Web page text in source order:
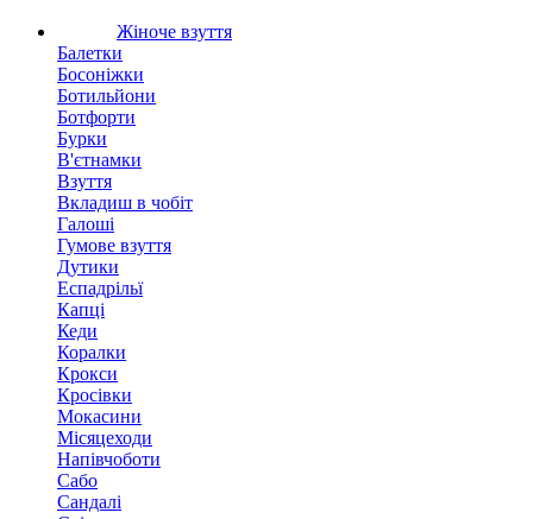
Жіноче взуття
Балетки
Босоніжки
Ботильйони
Ботфорти
Бурки
В'єтнамки
Взуття
Вкладиш в чобіт
Галоші
Гумове взуття
Дутики
Еспадрільї
Капці
Кеди
Коралки
Крокси
Кросівки
Мокасини
Місяцеходи
Напівчоботи
Сабо
Сандалі